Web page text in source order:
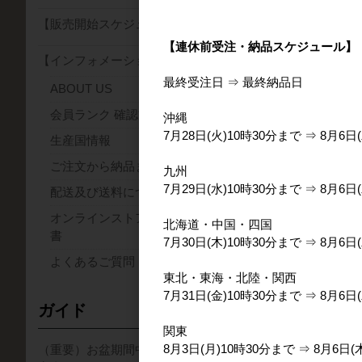
カヤヴェ ウォッ
この地域はブルン
柑橘やチェリー
サンプルは
【販売開始スケジュール】
【インフォメーション】
ABOUT US
会員ランク 確認方法について
生産国情報
ご注文から納品までの流れ
配送及び送料について
オンラインストアの取り扱い説明
書
よくあるご質問
ガイド
（重要）お盆期間中の集配業務のご
【連休前受注・納品スケジュール】
最終受注日 ⇒ 最終納品日
沖縄
7月28日(火)10時30分まで ⇒ 8月6日
九州
7月29日(水)10時30分まで ⇒ 8月6日
北海道・中国・四国
7月30日(木)10時30分まで ⇒ 8月6日
東北・東海・北陸・関西
7月31日(金)10時30分まで ⇒ 8月6日
関東
8月3日(月)10時30分まで ⇒ 8月6日(